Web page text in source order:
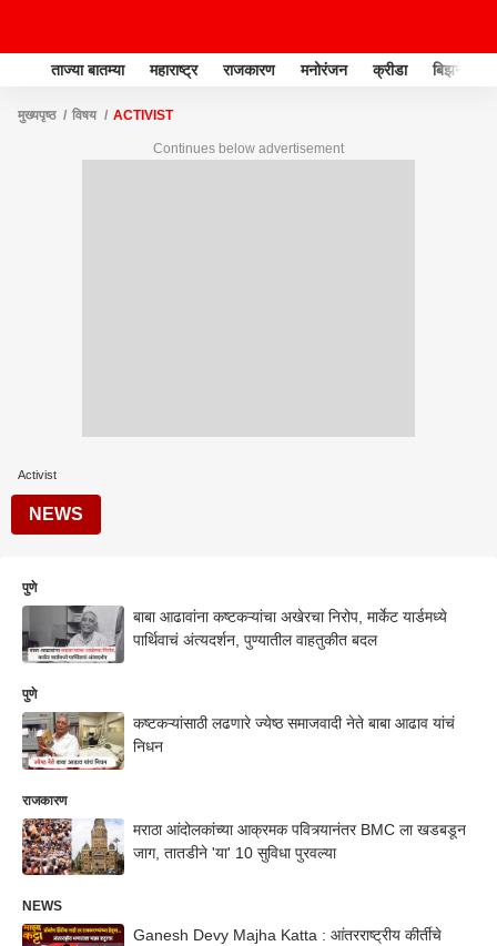
ताज्या बातम्या महाराष्ट्र राजकारण मनोरंजन क्रीडा बिझनेस
मुख्यपृष्ठ विषय ACTIVIST
Continues below advertisement
Activist
NEWS
पुणे
बाबा आढावांना कष्टकऱ्यांचा अखेरचा निरोप, मार्केट यार्डमध्ये
पार्थिवाचं अंत्यदर्शन, पुण्यातील वाहतुकीत बदल
पुणे
कष्टकऱ्यांसाठी लढणारे ज्येष्ठ समाजवादी नेते बाबा आढाव यांचं
निधन
राजकारण
मराठा आंदोलकांच्या आक्रमक पवित्र्यानंतर BMC ला खडबडून
जाग, तातडीने 'या' 10 सुविधा पुरवल्या
NEWS
Ganesh Devy Majha Katta : आंतरराष्ट्रीय कीर्तीचे